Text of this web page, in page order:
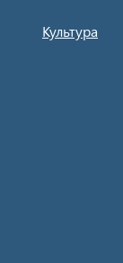
Культура